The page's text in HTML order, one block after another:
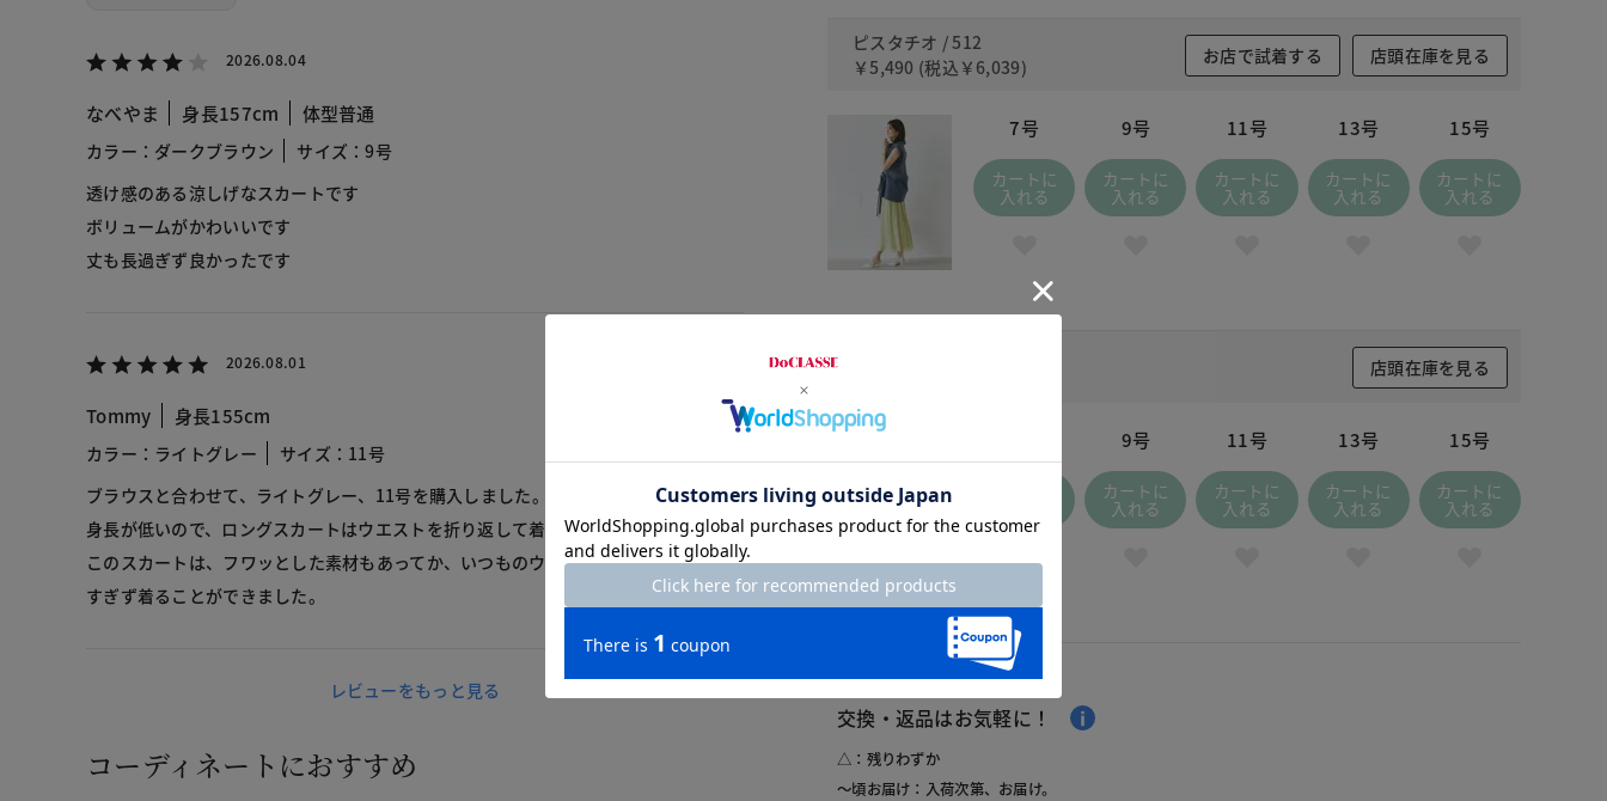
2026.08.04
なべやま 身長157cm 体型普通
カラー：ダークブラウン
サイズ：9号
透け感のある涼しげなスカートです
ボリュームがかわいいです
丈も長過ぎず良かったです
2026.08.01
Tommy 身長155cm
カラー：ライトグレー
サイズ：11号
ブラウスと合わせて、ライトグレー、11号を購入しました。
身長が低いので、ロングスカートはウエストを折り返して着ることが多いのですが、
このスカートは、フワッとした素材もあってか、いつものウエスト位置で、重くなり
すぎず着ることができました。
レビューをもっと見る
コーディネートにおすすめ
ピスタチオ / 512
￥5,490 (税込 ￥6,039)
お店で試着する 店頭在庫を見る
7号
カートに
入れる
9号
カートに
入れる
11号
カートに
入れる
13号
カートに
入れる
15号
カートに
入れる
店頭在庫を見る
9号
カートに
入れる
11号
カートに
入れる
13号
カートに
入れる
15号
カートに
入れる
交換・返品はお気軽に！
△：残りわずか
～頃お届け：入荷次第、お届け。